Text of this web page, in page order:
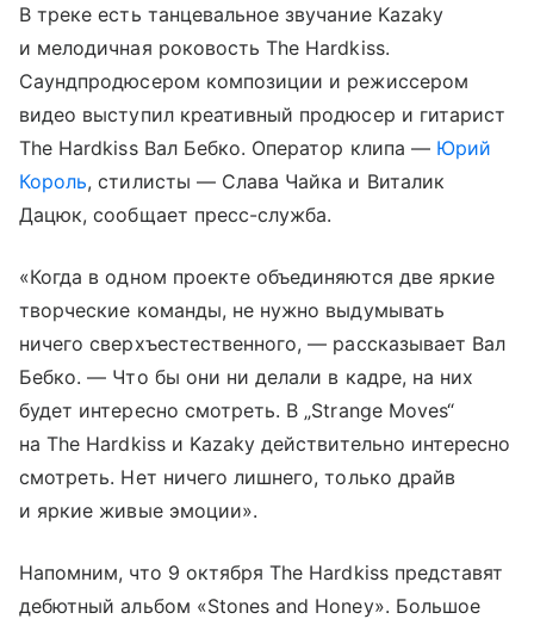
В треке есть танцевальное звучание Kazaky
и мелодичная роковость The Hardkiss.
Саундпродюсером композиции и режиссером
видео выступил креативный продюсер и гитарист
The Hardkiss Вал Бебко. Оператор клипа — Юрий
Король, стилисты — Слава Чайка и Виталик
Дацюк, сообщает пресс-служба.
«Когда в одном проекте объединяются две яркие
творческие команды, не нужно выдумывать
ничего сверхъестественного, — рассказывает Вал
Бебко. — Что бы они ни делали в кадре, на них
будет интересно смотреть. В „Strange Moves“
на The Hardkiss и Kazaky действительно интересно
смотреть. Нет ничего лишнего, только драйв
и яркие живые эмоции».
Напомним, что 9 октября The Hardkiss представят
дебютный альбом «Stones and Honey». Большое